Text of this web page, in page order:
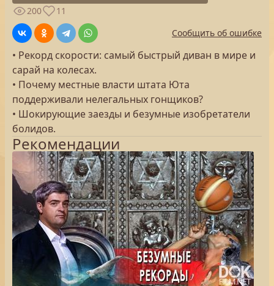
200
11
Сообщить об ошибке
• Рекорд скорости: самый быстрый диван в мире и
сарай на колесах.
• Почему местные власти штата Юта
поддерживали нелегальных гонщиков?
• Шокирующие заезды и безумные изобретатели
болидов.
Рекомендации